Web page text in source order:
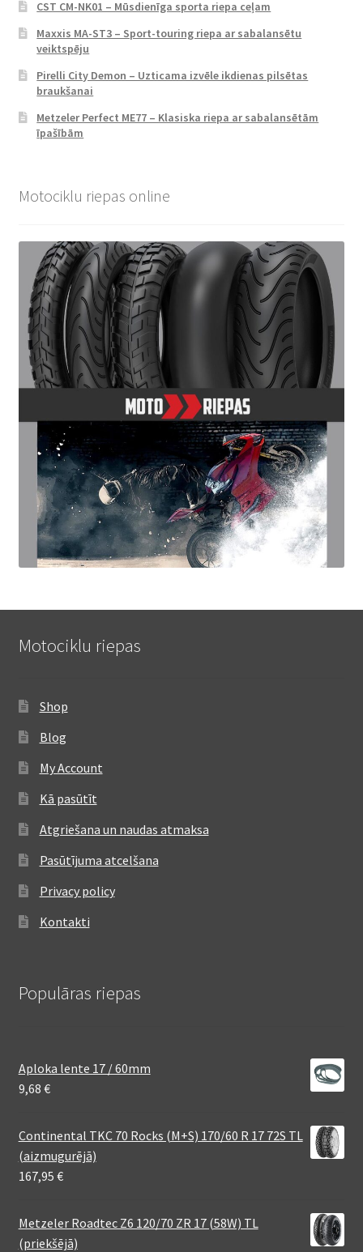
CST CM-NK01 – Mūsdienīga sporta riepa ceļam
Maxxis MA-ST3 – Sport-touring riepa ar sabalansētu
veiktspēju
Pirelli City Demon – Uzticama izvēle ikdienas pilsētas
braukšanai
Metzeler Perfect ME77 – Klasiska riepa ar sabalansētām
īpašībām
Motociklu riepas online
Motociklu riepas
Shop
Blog
My Account
Kā pasūtīt
Atgriešana un naudas atmaksa
Pasūtījuma atcelšana
Privacy policy
Kontakti
Populāras riepas
Aploka lente 17 / 60mm
9,68 €
Continental TKC 70 Rocks (M+S) 170/60 R 17 72S TL
(aizmugurējā)
167,95 €
Metzeler Roadtec Z6 120/70 ZR 17 (58W) TL
(priekšējā)